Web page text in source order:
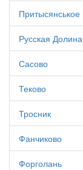
Притысянськое
Русская Долина
Сасово
Теково
Тросник
Фанчиково
Форголань